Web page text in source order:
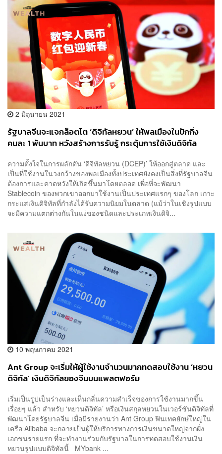
2 มิถุนายน 2021
รัฐบาลจีนจะแจกล็อตโต ‘ดิจิทัลหยวน’ ให้พลเมืองในปักกิ่ง
คนละ 1 พันบาท หวังสร้างการรับรู้ กระตุ้นการใช้เงินดิจิทัล
ความตั้งใจในการผลักดัน ‘ดิจิทัลหยวน (DCEP)’ ให้ออกสู่ตลาด และ
เป็นที่ใช้งานในวงกว้างของพลเมืองทั้งประเทศยังคงเป็นสิ่งที่รัฐบาลจีน
ต้องการและคาดหวังให้เกิดขึ้นมาโดยตลอด เพื่อที่จะพัฒนา
Stablecoin ของพวกเขาออกมาใช้งานเป็นประเทศแรกๆ ของโลก เกาะ
กระแสเงินดิจิทัลที่กำลังได้รับความนิยมในตลาด (แม้ว่าในเชิงรูปแบบ
จะมีความแตกต่างกันในแง่ของชนิดและประเภทเงินดิจิ...
10 พฤษภาคม 2021
Ant Group จะเริ่มให้ผู้ใช้งานจำนวนมากทดสอบใช้งาน ‘หยวน
ดิจิทัล’ เงินดิจิทัลของจีนบนแพลตฟอร์ม
เริ่มเป็นรูปเป็นร่างและเห็นกลิ่นความสำเร็จของการใช้งานมากขึ้น
เรื่อยๆ แล้ว สำหรับ ‘หยวนดิจิทัล’ หรือเงินสกุลหยวนในเวอร์ชันดิจิทัลที่
พัฒนาโดยรัฐบาลจีน เมื่อมีรายงานว่า Ant Group ฟินเทคยักษ์ใหญ่ใน
เครือ Alibaba จะกลายเป็นผู้ให้บริการทางการเงินขนาดใหญ่จากฝั่ง
เอกชนรายแรก ที่จะทำงานร่วมกับรัฐบาลในการทดสอบใช้งานเงิน
หยวนรูปแบบดิจิทัลนี้ MYbank ...